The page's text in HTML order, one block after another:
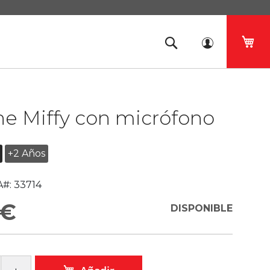
Miffy con micrófono
+2 Años
33714
DISPONIBLE